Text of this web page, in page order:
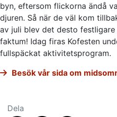
byn, eftersom flickorna ändå
djuren. Så när de väl kom
av juli blev det desto
faktum! Idag firas Kofesten
fullspäckat aktivitetsprogram.
Besök vår sida om
Dela